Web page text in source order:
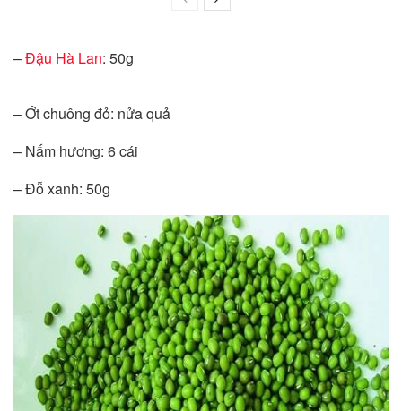
–Đậu Hà Lan: 50g
– Ớt chuông đỏ: nửa quả
– Nấm hương: 6 cái
– Đỗ xanh: 50g